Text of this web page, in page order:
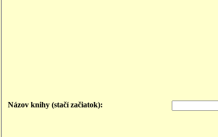
Názov knihy (stačí začiatok):